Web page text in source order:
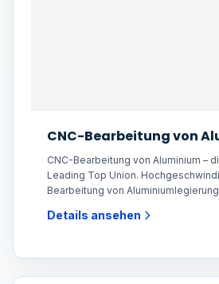
CNC-Bearbeitung von
CNC-Bearbeitung von Aluminium –
Leading Top Union.
Bearbeitung von
Details ansehen